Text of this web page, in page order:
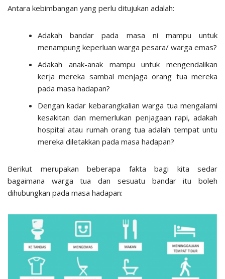
Antara kebimbangan yang perlu ditujukan adalah:
Adakah bandar pada masa ni mampu untuk
menampung keperluan warga pesara/ warga emas?
Adakah anak-anak mampu untuk mengendalikan
kerja mereka sambal menjaga orang tua mereka
pada masa hadapan?
Dengan kadar kebarangkalian warga tua mengalami
kesakitan dan memerlukan penjagaan rapi, adakah
hospital atau rumah orang tua adalah tempat untu
mereka diletakkan pada masa hadapan?
Berikut merupakan beberapa fakta bagi kita sedar
bagaimana warga tua dan sesuatu bandar itu boleh
dihubungkan pada masa hadapan: